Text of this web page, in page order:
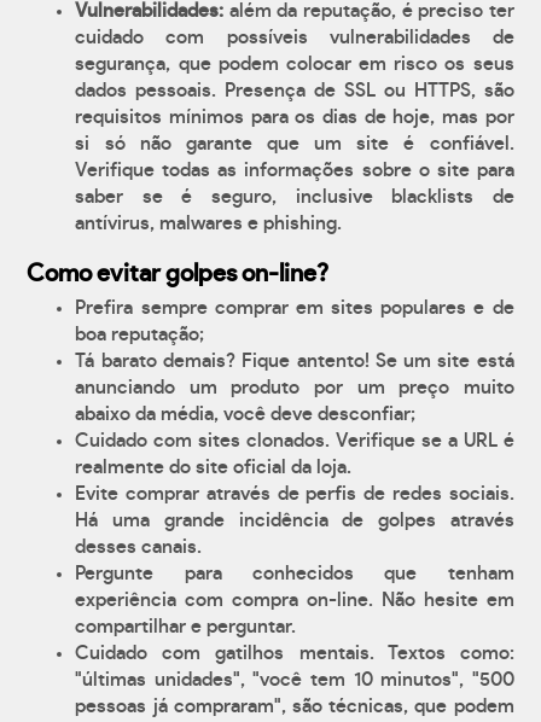
Vulnerabilidades: além da reputação, é preciso ter
cuidado com possíveis vulnerabilidades de
segurança, que podem colocar em risco os seus
dados pessoais. Presença de SSL ou HTTPS, são
requisitos mínimos para os dias de hoje, mas por
si só não garante que um site é confiável.
Verifique todas as informações sobre o site para
saber se é seguro, inclusive blacklists de
antívirus, malwares e phishing.
Como evitar golpes on-line?
Prefira sempre comprar em sites populares e de
boa reputação;
Tá barato demais? Fique antento! Se um site está
anunciando um produto por um preço muito
abaixo da média, você deve desconfiar;
Cuidado com sites clonados. Verifique se a URL é
realmente do site oficial da loja.
Evite comprar através de perfis de redes sociais.
Há uma grande incidência de golpes através
desses canais.
Pergunte para conhecidos que tenham
experiência com compra on-line. Não hesite em
compartilhar e perguntar.
Cuidado com gatilhos mentais. Textos como:
"últimas unidades", "você tem 10 minutos", "500
pessoas já compraram", são técnicas, que podem